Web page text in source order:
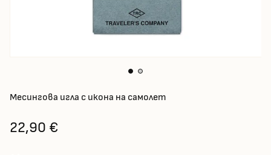
Месингова игла с икона на самолет
22,90 €